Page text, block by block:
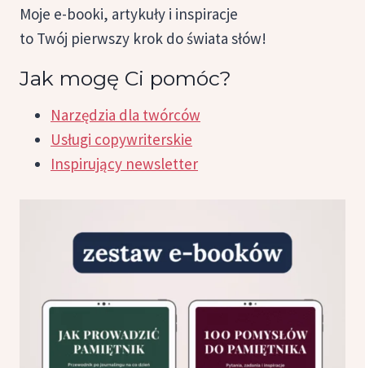
Moje e-booki, artykuły i inspiracje
to Twój pierwszy krok do świata słów!
Jak mogę Ci pomóc?
Narzędzia dla twórców
Usługi copywriterskie
Inspirujący newsletter